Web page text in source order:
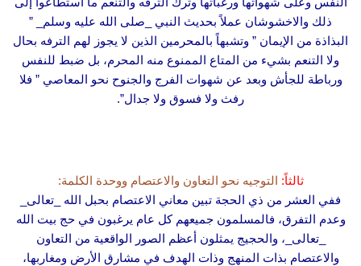
ذلك والاخشوشان عملاً بحديث النبي _صلى الله عليه وسلم_ ”
البذاذة من الإيمان ” وتشبهاً بالمحرمين الذين لا يجوز لهم الترفه بحال
ولا التنعم بشيء من المتاع الممنوع منه المحرم، بل ضبط للنفس
ورباطة للجأش وبعد عن شهوات الفرج والجنوح نحو المعاصي ” فلا
رفث ولا فسوق ولا جدال”.
ثالثاً: التوجيه نحو التعاون والاعتصام ووحدة الكلمة:
ففي العشر من ذي الحجة تبين معاني الاعتصام بحبل الله _تعالى_
وعدم التفرق، فالمسلمون جميعهم كل عام يرغبون في حج بيت الله
_تعالى_، والحجيج يمثلون أعظم الصور الواقعية من التعاون
والاعتصام بذات المنهج وذات الهدف في مشارق الأرض ومغاربها،